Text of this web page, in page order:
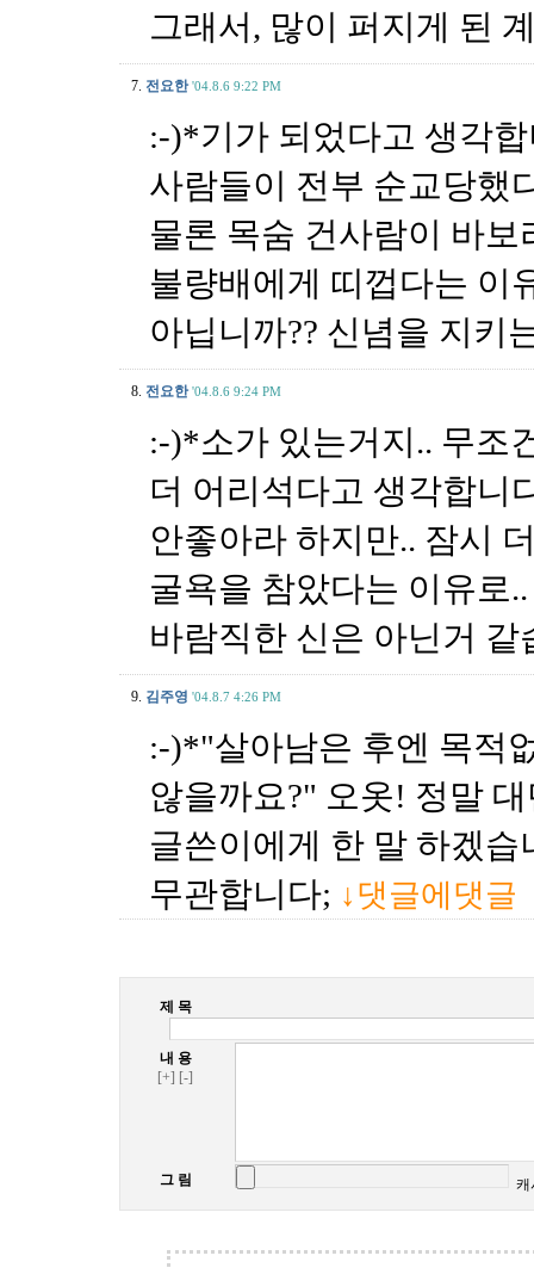
그래서, 많이 퍼지게 된
7. 전요한 '04.8.6 9:22 PM
:-)*기가 되었다고 생각
사람들이 전부 순교당했
물론 목숨 건사람이 바
불량배에게 띠껍다는 이
아닙니까?? 신념을 지키
8. 전요한 '04.8.6 9:24 PM
:-)*소가 있는거지.. 무조
더 어리석다고 생각합니
안좋아라 하지만.. 잠시
굴욕을 참았다는 이유로
바람직한 신은 아닌거
9. 김주영 '04.8.7 4:26 PM
:-)*"살아남은 후엔 목적
않을까요?" 오옷! 정말
글쓴이에게 한 말 하겠
무관합니다; ↓댓글에댓글
제 목
내 용
[+] [-]
그 림 캐